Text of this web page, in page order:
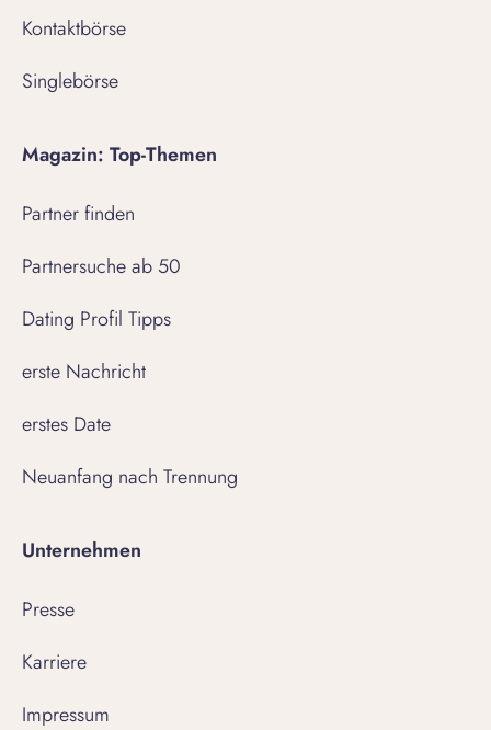
Kontaktbörse
Singlebörse
Magazin: Top-Themen
Partner finden
Partnersuche ab 50
Dating Profil Tipps
erste Nachricht
erstes Date
Neuanfang nach Trennung
Unternehmen
Presse
Karriere
Impressum